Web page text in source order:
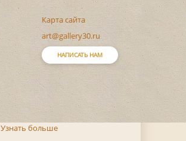
Карта сайта
art@gallery30.ru
НАПИСАТЬ НАМ
Узнать больше